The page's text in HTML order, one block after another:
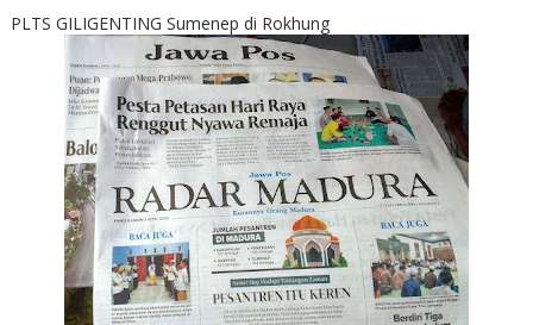
PLTS GILIGENTING Sumenep di Rokhung